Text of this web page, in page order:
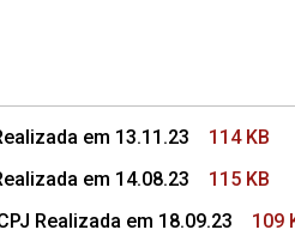
Colegio de
em 13.11.23
114 KB
em 14.08.23
115 KB
Realizada em 18.09.23
109